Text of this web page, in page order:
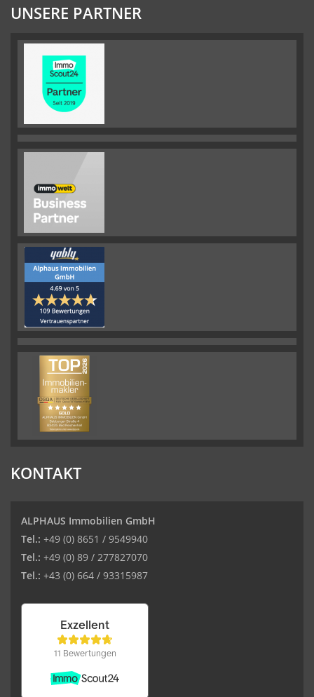
UNSERE PARTNER
KONTAKT
ALPHAUS Immobilien GmbH
Tel.: +49 (0) 8651 / 9549940
Tel.: +49 (0) 89 / 277827070
Tel.: +43 (0) 664 / 93315987